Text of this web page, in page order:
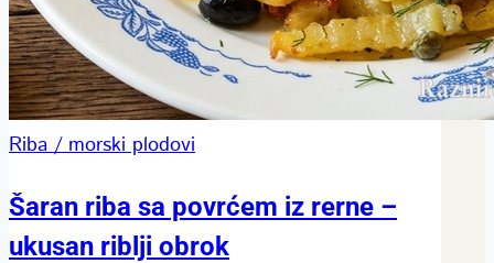
Riba / morski plodovi
Šaran riba sa povrćem iz rerne –
ukusan riblji obrok